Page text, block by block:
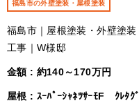
福島市の外壁塗装・屋根塗装
福島市｜屋根塗装・外壁塗装
工事｜W様邸
金額 : 約140～170万円
屋根 : ｽｰﾊﾟｰｼｬﾈﾂｻｰﾓF ｸﾚﾀｸﾞ